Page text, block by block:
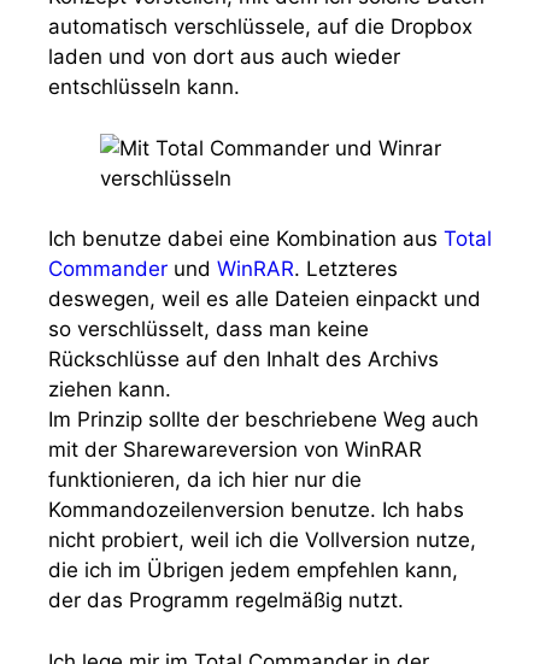
automatisch verschlüssele, auf die Dropbox
laden und von dort aus auch wieder
entschlüsseln kann.
Ich benutze dabei eine Kombination aus Total
Commander und WinRAR. Letzteres
deswegen, weil es alle Dateien einpackt und
so verschlüsselt, dass man keine
Rückschlüsse auf den Inhalt des Archivs
ziehen kann.
Im Prinzip sollte der beschriebene Weg auch
mit der Sharewareversion von WinRAR
funktionieren, da ich hier nur die
Kommandozeilenversion benutze. Ich habs
nicht probiert, weil ich die Vollversion nutze,
die ich im Übrigen jedem empfehlen kann,
der das Programm regelmäßig nutzt.